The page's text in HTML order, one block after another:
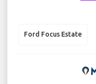
Ford Focus Estate